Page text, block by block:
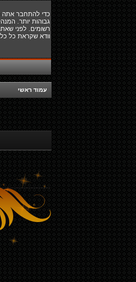
כדי להתחבר אתה
גבוהות יותר.
רשומים. לפני
וודא שקראת כל
עמוד ראשי